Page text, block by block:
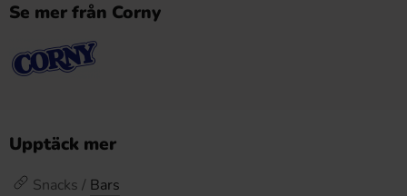
Se mer från Corny
Upptäck mer
Snacks / Bars